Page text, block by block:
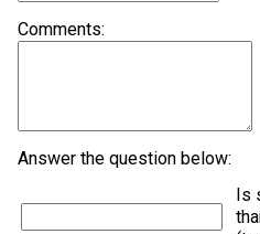
Comments:
Answer the question below:
Is